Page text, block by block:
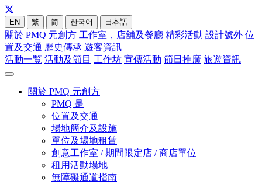
EN 繁 简 한국어 日本語
關於 PMQ 元創方 工作室，店舖及餐廳 精彩活動 設計號外 位
置及交通 歷史傳承 遊客資訊
活動一覧 活動及節目 工作坊 宣傳活動 節日推廣 旅遊資訊
關於 PMQ 元創方
PMQ 是
位置及交通
場地簡介及設施
單位及場地租賃
創意工作室 / 期間限定店 / 商店單位
租用活動場地
無障礙通道指南